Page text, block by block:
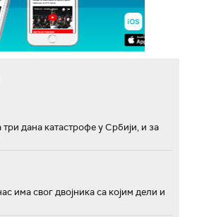
дана катастрофе у Србији, и за
има свог двојника са којим дели и